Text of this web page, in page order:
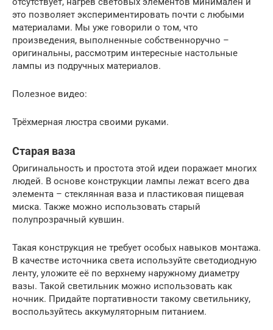
это позволяет экспериментировать почти с любыми
материалами. Мы уже говорили о том, что
произведения, выполненные собственноручно –
оригинальны, рассмотрим интересные настольные
лампы из подручных материалов.
Полезное видео:
Трёхмерная люстра своими руками.
Старая ваза
Оригинальность и простота этой идеи поражает многих
людей. В основе конструкции лампы лежат всего два
элемента – стеклянная ваза и пластиковая пищевая
миска. Также можно использовать старый
полупрозрачный кувшин.
Такая конструкция не требует особых навыков монтажа.
В качестве источника света используйте светодиодную
ленту, уложите её по верхнему наружному диаметру
вазы. Такой светильник можно использовать как
ночник. Придайте портативности такому светильнику,
воспользуйтесь аккумуляторным питанием.